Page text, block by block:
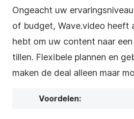
Ongeacht uw
of budget, Wave.video heeft
hebt om uw content naar
tillen. Flexibele plannen en
maken de deal alleen maar
Voordelen: